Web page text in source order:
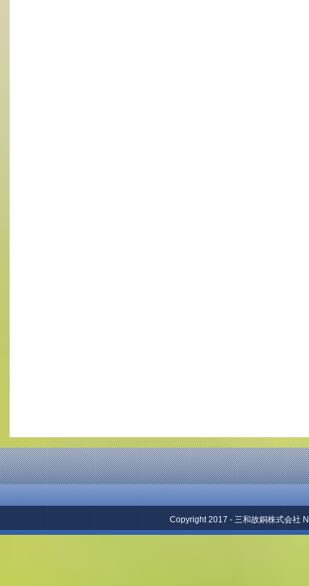
Copyright 2017 - 三和故銅株式会社